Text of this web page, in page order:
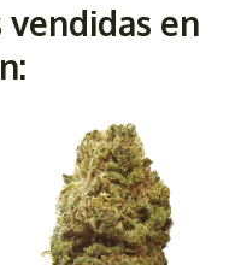
vendidas en